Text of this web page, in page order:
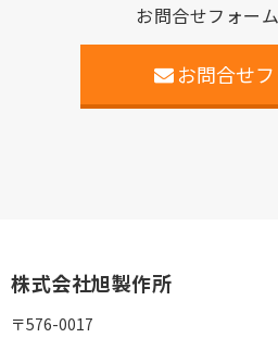
お問合せフォー
お問合せ
株式会社旭製作所
〒576-0017